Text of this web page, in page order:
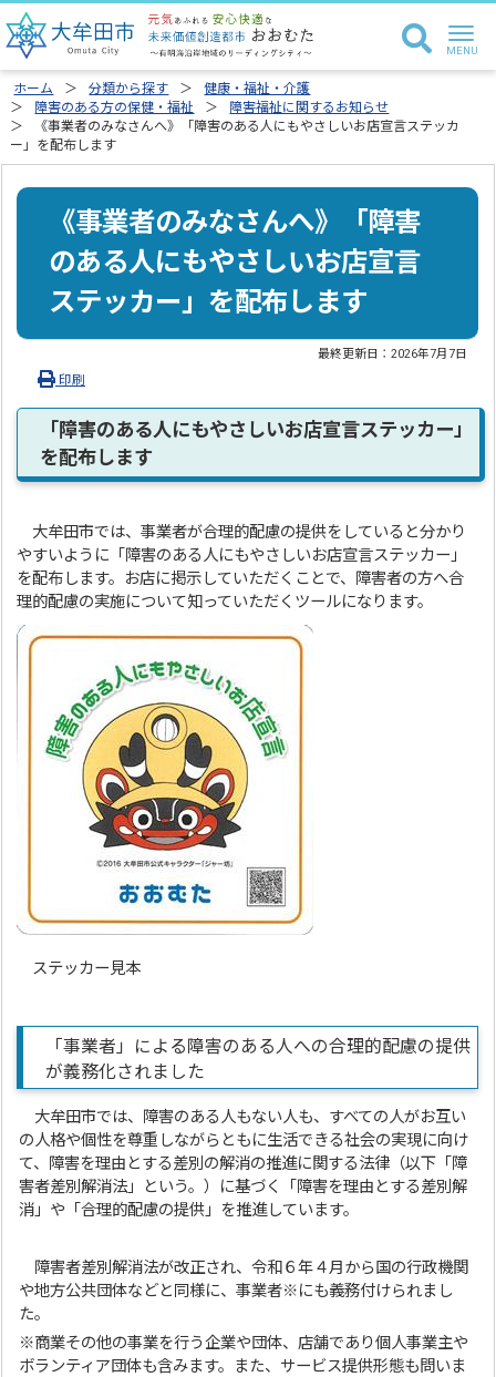
ホーム 分類から探す
健康・福祉・介護
障害のある方の保健・福祉
障害福祉に関するお知らせ
《事業者のみなさんへ》「障害のある人にもやさしいお店宣言ステッカ
ー」を配布します
《事業者のみなさんへ》「障害
のある人にもやさしいお店宣言
ステッカー」を配布します
最終更新日：2026年7月7日
印刷
「障害のある人にもやさしいお店宣言ステッカー」
を配布します
大牟田市では、事業者が合理的配慮の提供をしていると分かり
やすいように「障害のある人にもやさしいお店宣言ステッカー」
を配布します。お店に掲示していただくことで、障害者の方へ合
理的配慮の実施について知っていただくツールになります。
ステッカー見本
「事業者」による障害のある人への合理的配慮の提供
が義務化されました
大牟田市では、障害のある人もない人も、すべての人がお互い
の人格や個性を尊重しながらともに生活できる社会の実現に向け
て、障害を理由とする差別の解消の推進に関する法律（以下「障
害者差別解消法」という。）に基づく「障害を理由とする差別解
消」や「合理的配慮の提供」を推進しています。
障害者差別解消法が改正され、令和６年４月から国の行政機関
や地方公共団体などと同様に、事業者※にも義務付けられまし
た。
※商業その他の事業を行う企業や団体、店舗であり個人事業主や
ボランティア団体も含みます。また、サービス提供形態も問いま